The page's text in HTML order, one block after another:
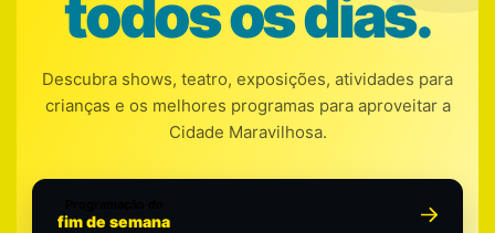
todos os dias.
Descubra shows, teatro, exposições, atividades para
crianças e os melhores programas para aproveitar a
Cidade Maravilhosa.
fim de semana